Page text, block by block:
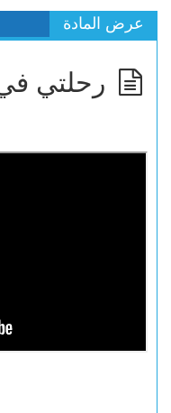
عرض المادة
رحلتي